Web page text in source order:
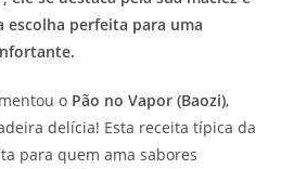
escolha perfeita para uma
o Pão no Vapor (Baozi),
delícia! Esta receita típica da
para quem ama sabores